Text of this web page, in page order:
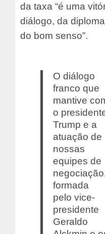
da taxa “é uma
diálogo, da
do bom senso”.
O diálogo
franco que
mantive
o
Trump e a
atuação de
nossas
equipes de
formada
pelo vice-
presidente
Geraldo